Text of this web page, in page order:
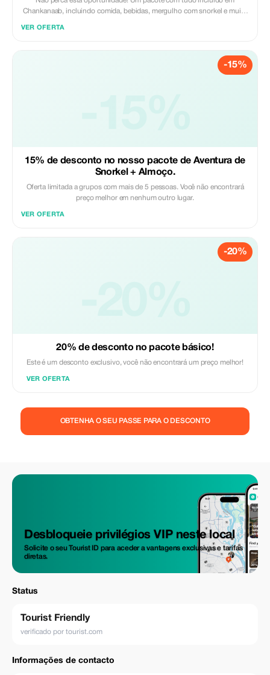
Chankanaab, incluindo comida, bebidas, mergulho com snorkel e muito
VER OFERTA
-15%
15% de desconto no nosso pacote de Aventura de
Snorkel + Almoço.
Oferta limitada a grupos com mais de 5 pessoas. Você não encontrará
preço melhor em nenhum outro lugar.
VER OFERTA
-20%
20% de desconto no pacote básico!
Este é um desconto exclusivo, você não encontrará um preço melhor!
VER OFERTA
OBTENHA O SEU PASSE PARA O DESCONTO
Desbloqueie privilégios VIP neste local
Solicite o seu Tourist ID para aceder a vantagens exclusivas e tarifas
diretas.
Status
Tourist Friendly
verificado por tourist.com
Informações de contacto